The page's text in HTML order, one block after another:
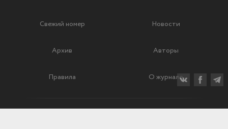
Свежий номер Новости
Архив Авторы
Правила О журнале